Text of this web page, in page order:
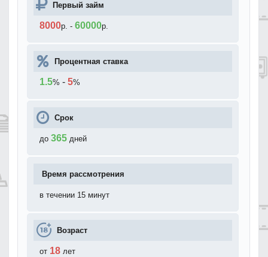
Первый займ
8000р. - 60000р.
Процентная ставка
1.5% - 5%
Срок
до 365 дней
Время рассмотрения
в течении 15 минут
Возраст
от 18 лет